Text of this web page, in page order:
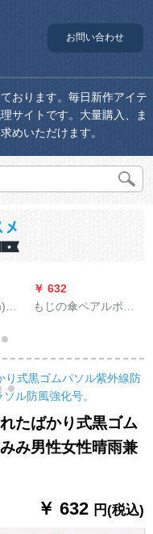
お問い合わせ
おります。毎日新作アイテ
サイトです。大量購入、ま
めいただけます。
レ
ラ
外
ウ
の
ま
力
ン
￥ 632
もじの傘ペアルポン
のポンチを大きす
る。青JD 913
たばかり式黒ゴム
み男性女性晴雨兼
￥ 632 円(税込)